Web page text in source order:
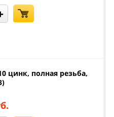
цинк, полная резьба,